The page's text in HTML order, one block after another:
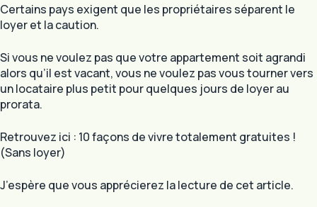
Certains pays exigent que les propriétaires séparent le
loyer et la caution.
Si vous ne voulez pas que votre appartement soit agrandi
alors qu’il est vacant, vous ne voulez pas vous tourner vers
un locataire plus petit pour quelques jours de loyer au
prorata.
Retrouvez ici : 10 façons de vivre totalement gratuites !
(Sans loyer)
J’espère que vous apprécierez la lecture de cet article.